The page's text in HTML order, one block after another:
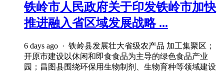
铁岭市人民政府关于印发铁岭市加快
推进融入省区域发展战略 ...
6 days ago · 铁岭县发展壮大省级农产品 加工集聚区；
开原市建设以休闲和即食食品为主导的绿色食品产业
园；昌图县围绕环保用生物制剂、生物育种等领域建设